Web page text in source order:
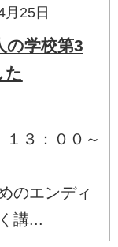
月25日
の学校第3
３：００～
のエンディ
講...